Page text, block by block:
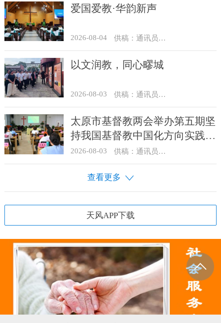
爱国爱教·华韵新声
2026-08-04 供稿：通讯员 景健美
以文润教，同心疁城
2026-08-03 供稿：通讯员 景健美
太原市基督教两会举办第五期坚
持我国基督教中国化方向实践能
力专题培训
2026-08-03 供稿：通讯员 王建春 摄影：史爱梅
查看更多
天风APP下载